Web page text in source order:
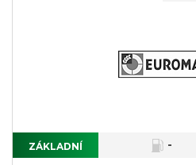
ZÁKLADNÍ -